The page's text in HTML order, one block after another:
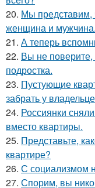
20. Мы представим,
женщина и мужчина.
21. А теперь
22. Вы не поверите,
подростка.
23. Пустующие
забрать у
24. Россиянки
вместо квартиры.
25. Представьте,
квартире?
26. С социализмом
27. Спорим, вы